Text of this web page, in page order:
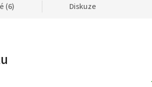
(6) Diskuze